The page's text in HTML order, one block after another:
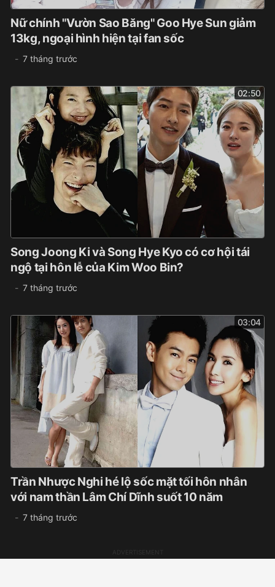
Nữ chính "Vườn Sao Băng" Goo Hye Sun giảm
13kg, ngoại hình hiện tại fan sốc
7 tháng trước
02:50
Song Joong Ki và Song Hye Kyo có cơ hội tái
ngộ tại hôn lễ của Kim Woo Bin?
7 tháng trước
03:04
Trần Nhược Nghi hé lộ sốc mặt tối hôn nhân
với nam thần Lâm Chí Dĩnh suốt 10 năm
7 tháng trước